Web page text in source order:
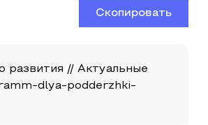
Скопировать
развития // Актуальные
dlya-podderzhki-